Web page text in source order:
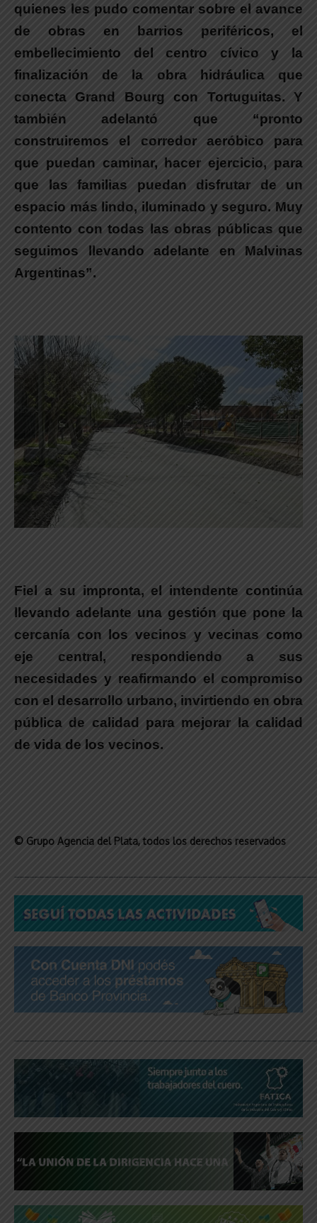
quienes les pudo comentar sobre el avance
de obras en barrios periféricos, el
embellecimiento del centro cívico y la
finalización de la obra hidráulica que
conecta Grand Bourg con Tortuguitas. Y
tambiénadelantó que “pronto
construiremos el corredor aeróbico para
que puedan caminar, hacer ejercicio, para
que las familias puedan disfrutar de un
espacio más lindo, iluminado y seguro. Muy
contento con todas las obras públicas que
seguimos llevando adelante en Malvinas
Argentinas”.
Fiel a su impronta,el intendente continúa
llevando adelante una gestión que pone la
cercanía con los vecinos y vecinas como
eje central, respondiendo a sus
necesidades y reafirmando el compromiso
con el desarrollo urbano, invirtiendo en obra
pública de calidad para mejorar la calidad
de vida de los vecinos.
© Grupo Agencia del Plata, todos los derechos reservados